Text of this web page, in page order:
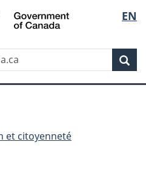
Passer
au
principal
Passer
à
sujet
du
gouvernement »
Passer
à
version
HTML
simplifiée
de
la
EN
et citoyenneté